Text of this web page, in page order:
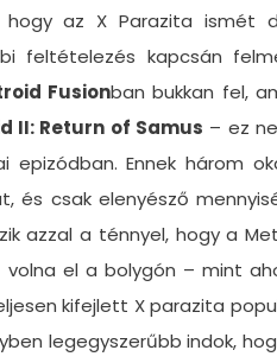
hogy az X Parazita ismét
feltételezés kapcsán
Fusionban bukkan fel,
II: Return of Samus – ez
epizódban. Ennek három
és csak elenyésző
azzal a ténnyel, hogy a
el a bolygón – mint
kifejlett X parazita
legegyszerűbb indok,